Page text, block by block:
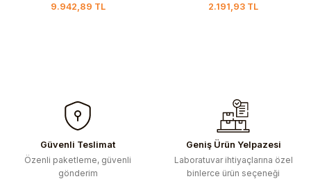
9.942,89 TL 2.191,93 TL
Güvenli Teslimat
Özenli paketleme, güvenli
gönderim
Geniş Ürün Yelpazesi
Laboratuvar ihtiyaçlarına özel
binlerce ürün seçeneği